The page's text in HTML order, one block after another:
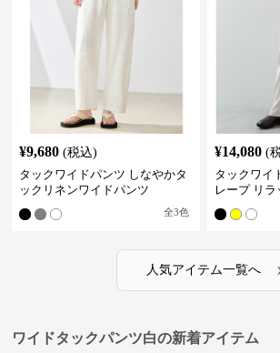
¥9,680 (税込)
タックワイドパンツ しなやかタ
ックリネンワイドパンツ
全3色
¥14,080 (
タックワイ
レープ リ
人気アイテム一覧へ
ワイドタックパンツ白の新着アイテム